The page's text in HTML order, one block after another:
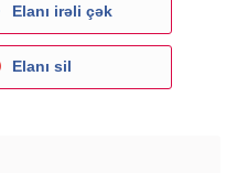
Elanı irəli çək
Elanı sil